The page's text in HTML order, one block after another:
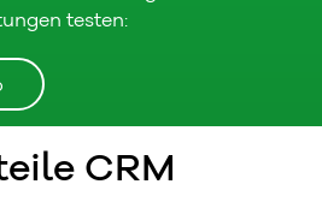
testen:
CRM